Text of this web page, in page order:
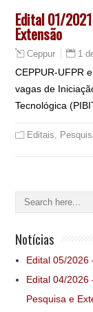
Edital 01/
Extensão
Ceppur 1
CEPPUR-UFPR
vagas de
Tecnológica
Editais,
Notícias
Edital 05/2026
Edital 04/2026
Pesquisa e